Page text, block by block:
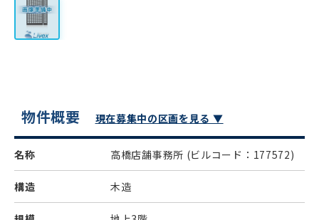
物件概要 現在募集中の区画を見る ▼
名称 高橋店舗事務所 (ビルコード：177572)
構造 木造